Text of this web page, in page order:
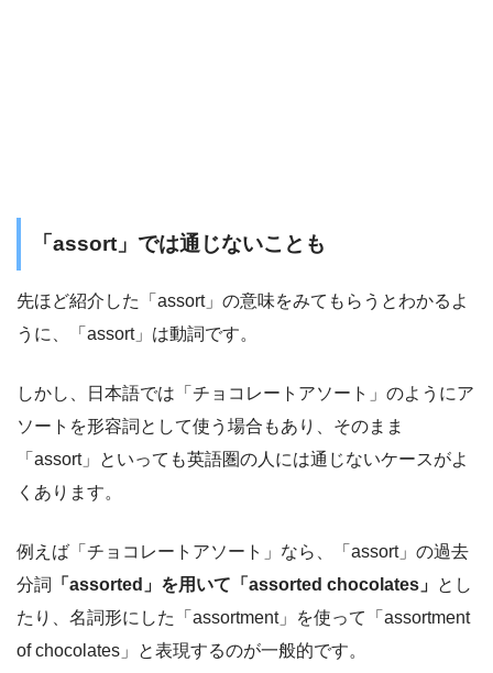
「assort」では通じないことも
先ほど紹介した「assort」の意味をみてもらうとわかるよ
うに、「assort」は動詞です。
しかし、日本語では「チョコレートアソート」のようにア
ソートを形容詞として使う場合もあり、そのまま
「assort」といっても英語圏の人には通じないケースがよ
くあります。
例えば「チョコレートアソート」なら、「assort」の過去
分詞
「assorted」を用いて「assorted chocolates」 とし
たり、名詞形にした「assortment」を使って「assortment
of chocolates」と表現するのが一般的です。